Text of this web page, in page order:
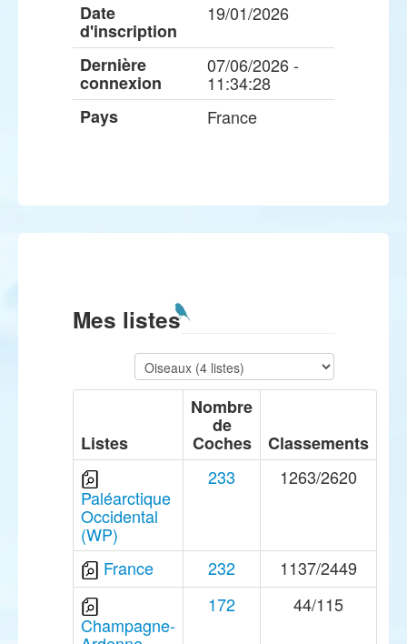
Date
d'inscription
19/01/2026
Dernière
connexion
07/06/2026 -
11:34:28
Pays
France
Mes listes
Listes
Nombre
de
Coches Classements
Paléarctique
Occidental
(WP)
233 1263/2620
France 232 1137/2449
Champagne-
172 44/115